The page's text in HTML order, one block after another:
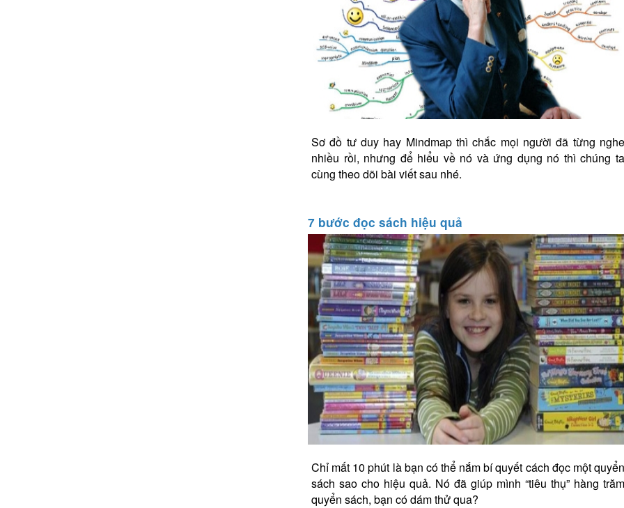
Sơ đồ tư duy hay Mindmap thì chắc mọi người đã từng nghe
nhiều rồi, nhưng để hiểu về nó và ứng dụng nó thì chúng ta
cùng theo dõi bài viết sau nhé.
7 bước đọc sách hiệu quả
Chỉ mất 10 phút là bạn có thể nắm bí quyết cách đọc một quyển
sách sao cho hiệu quả. Nó đã giúp mình “tiêu thụ” hàng trăm
quyển sách, bạn có dám thử qua?